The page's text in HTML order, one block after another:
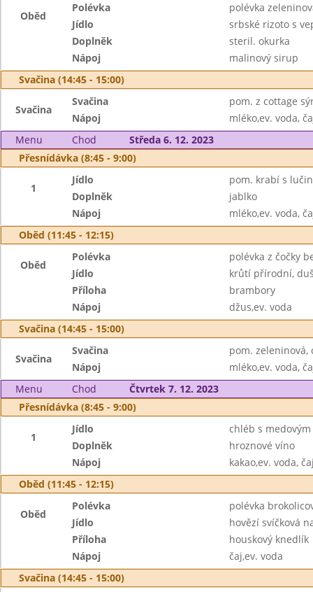
Oběd
Polévka
polévka
Jídlo
srbské rizoto s
Doplněk
steril. okurka
Nápoj
malinový sirup
Svačina (14:45 - 15:00)
Svačina
Svačina
pom. z cottage
Nápoj
mléko,ev. voda,
Menu
Chod
Středa 6. 12. 2023
Přesnídávka (8:45 - 9:00)
1
Jídlo
pom. krabí s
Doplněk
jablko
Nápoj
mléko,ev. voda,
Oběd (11:45 - 12:15)
Oběd
Polévka
polévka z čočky
Jídlo
krůtí přírodní,
Příloha
brambory
Nápoj
džus,ev. voda
Svačina (14:45 - 15:00)
Svačina
Svačina
pom. zeleninová,
Nápoj
mléko,ev. voda,
Menu
Chod
Čtvrtek 7. 12. 2023
Přesnídávka (8:45 - 9:00)
1
Jídlo
chléb s
Doplněk
hroznové víno
Nápoj
kakao,ev. voda,
Oběd (11:45 - 12:15)
Oběd
Polévka
polévka
Jídlo
hovězí svíčková
Příloha
houskový knedlík
Nápoj
čaj,ev. voda
Svačina (14:45 - 15:00)